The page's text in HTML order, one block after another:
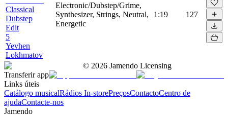
Classical
Dubstep
Edit
5
Yevhen
Lokhmatov
Electronic/Dubstep/Grime,
Synthesizer, Strings, Neutral,
Energetic
1:19 127
© 2026 Jamendo Licensing
Transferir app
Links úteis
Catálogo musicalRádios In-storePreçosContactoCentro de
ajudaContacte-nos
Jamendo